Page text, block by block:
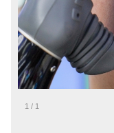
1 / 1